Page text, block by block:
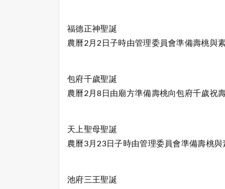
福德正神聖誕
農曆2月2日子時由管理委員會準備壽桃與
包府千歲聖誕
農曆2月8日由廟方準備壽桃向包府千歲祝壽
天上聖母聖誕
農曆3月23日子時由管理委員會準備壽桃與
池府三王聖誕